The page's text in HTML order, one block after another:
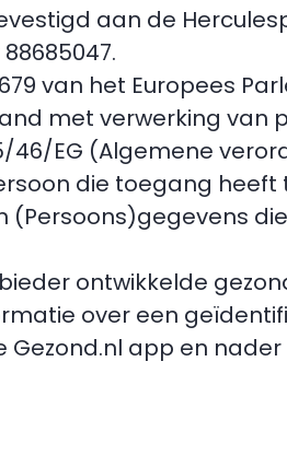
aan de
van het Europees
met verwerking
46/EG (Algemene
die toegang
(Persoons)gegevens
ontwikkelde
over een
Gezond.nl app en